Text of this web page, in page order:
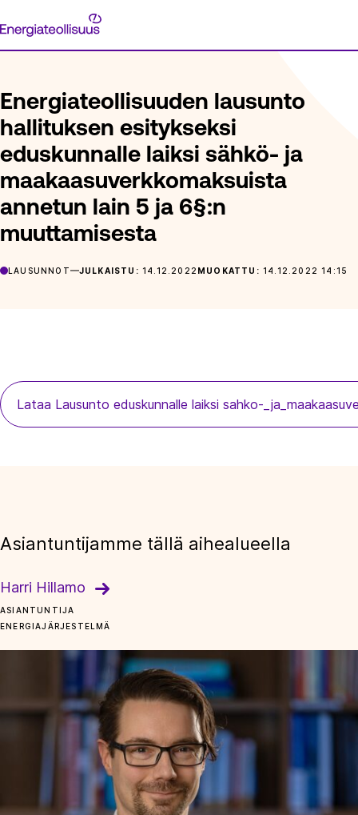
suoraan
Energiateollisuus
ETUSIVU
Energiateollisuuden lausunto
hallituksen esitykseksi
eduskunnalle laiksi sähkö- ja
maakaasuverkkomaksuista
annetun lain 5 ja 6§:n
muuttamisesta
LAUSUNNOT JULKAISTU: 14.12.2022 MUOKATTU: 14.12.2022 14:15
Lataa Lausunto eduskunnalle laiksi sahko-
Asiantuntijamme tällä aihealueella
Harri Hillamo
ASIANTUNTIJA
ENERGIAJÄRJESTELMÄ